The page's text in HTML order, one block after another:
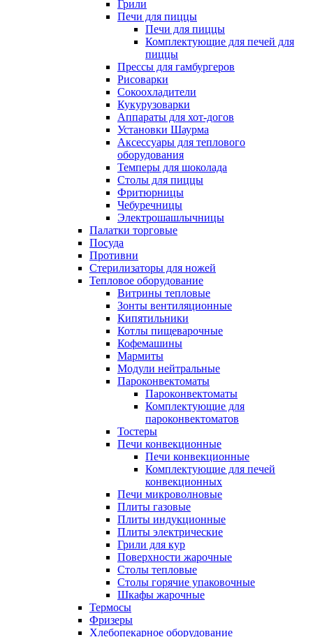
Грили
Печи для пиццы
Печи для пиццы
Комплектующие для печей для
пиццы
Прессы для гамбургеров
Рисоварки
Сокоохладители
Кукурузоварки
Аппараты для хот-догов
Установки Шаурма
Аксессуары для теплового
оборудования
Темперы для шоколада
Столы для пиццы
Фритюрницы
Чебуречницы
Электрошашлычницы
Палатки торговые
Посуда
Противни
Стерилизаторы для ножей
Тепловое оборудование
Витрины тепловые
Зонты вентиляционные
Кипятильники
Котлы пищеварочные
Кофемашины
Мармиты
Модули нейтральные
Пароконвектоматы
Пароконвектоматы
Комплектующие для
пароконвектоматов
Тостеры
Печи конвекционные
Печи конвекционные
Комплектующие для печей
конвекционных
Печи микроволновые
Плиты газовые
Плиты индукционные
Плиты электрические
Грили для кур
Поверхности жарочные
Столы тепловые
Столы горячие упаковочные
Шкафы жарочные
Термосы
Фризеры
Хлебопекарное оборудование